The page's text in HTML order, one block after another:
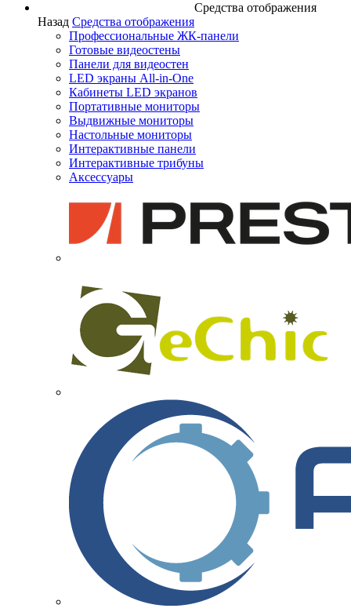
Средства отображения
Назад Средства отображения
Профессиональные ЖК-панели
Готовые видеостены
Панели для видеостен
LED экраны All-in-One
Кабинеты LED экранов
Портативные мониторы
Выдвижные мониторы
Настольные мониторы
Интерактивные панели
Интерактивные трибуны
Аксессуары